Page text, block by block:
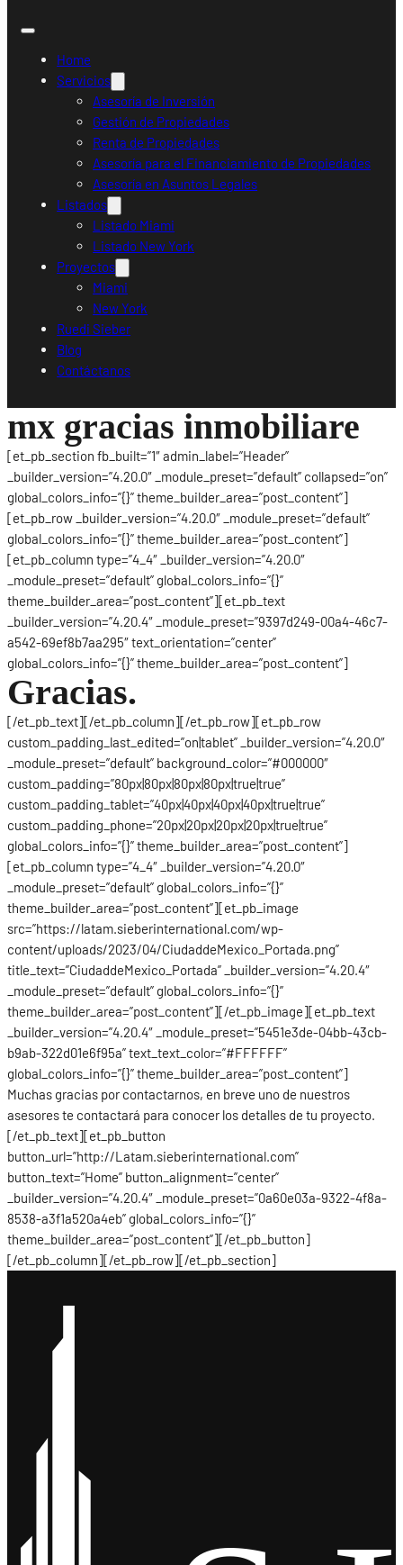
Home
Servicios
Asesoría de Inversión
Gestión de Propiedades
Renta de Propiedades
Asesoría para el Financiamiento de Propiedades
Asesoría en Asuntos Legales
Listados
Listado Miami
Listado New York
Proyectos
Miami
New York
Ruedi Sieber
Blog
Contáctanos
mx gracias inmobiliare
[et_pb_section fb_built=”1″ admin_label=”Header”
_builder_version=”4.20.0″ _module_preset=”default” collapsed=”on”
global_colors_info=”{}” theme_builder_area=”post_content”]
[et_pb_row _builder_version=”4.20.0″ _module_preset=”default”
global_colors_info=”{}” theme_builder_area=”post_content”]
[et_pb_column type=”4_4″ _builder_version=”4.20.0″
_module_preset=”default” global_colors_info=”{}”
theme_builder_area=”post_content”][et_pb_text
_builder_version=”4.20.4″ _module_preset=”9397d249-00a4-46c7-
a542-69ef8b7aa295″ text_orientation=”center”
global_colors_info=”{}” theme_builder_area=”post_content”]
Gracias.
[/et_pb_text][/et_pb_column][/et_pb_row][et_pb_row
custom_padding_last_edited=”on|tablet” _builder_version=”4.20.0″
_module_preset=”default” background_color=”#000000″
custom_padding=”80px|80px|80px|80px|true|true”
custom_padding_tablet=”40px|40px|40px|40px|true|true”
custom_padding_phone=”20px|20px|20px|20px|true|true”
global_colors_info=”{}” theme_builder_area=”post_content”]
[et_pb_column type=”4_4″ _builder_version=”4.20.0″
_module_preset=”default” global_colors_info=”{}”
theme_builder_area=”post_content”][et_pb_image
src=”https://latam.sieberinternational.com/wp-
content/uploads/2023/04/CiudaddeMexico_Portada.png”
title_text=”CiudaddeMexico_Portada” _builder_version=”4.20.4″
_module_preset=”default” global_colors_info=”{}”
theme_builder_area=”post_content”][/et_pb_image][et_pb_text
_builder_version=”4.20.4″ _module_preset=”5451e3de-04bb-43cb-
b9ab-322d01e6f95a” text_text_color=”#FFFFFF”
global_colors_info=”{}” theme_builder_area=”post_content”]
Muchas gracias por contactarnos, en breve uno de nuestros
asesores te contactará para conocer los detalles de tu proyecto.
[/et_pb_text][et_pb_button
button_url=”http://Latam.sieberinternational.com”
button_text=”Home” button_alignment=”center”
_builder_version=”4.20.4″ _module_preset=”0a60e03a-9322-4f8a-
8538-a3f1a520a4eb” global_colors_info=”{}”
theme_builder_area=”post_content”][/et_pb_button]
[/et_pb_column][/et_pb_row][/et_pb_section]